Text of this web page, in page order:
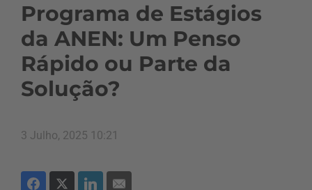
Programa de Estágios
da ANEN: Um Penso
Rápido ou Parte da
Solução?
3 Julho, 2025 10:21